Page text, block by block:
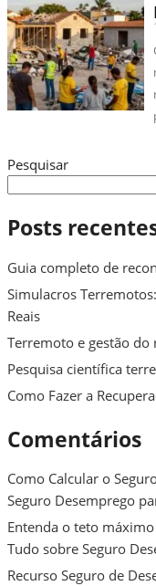
Pesquisar
Posts
Guia completo de
Simulacros
Reais
Terremoto e gestão do
Pesquisa científica
Como Fazer a
Comentários
Como Calcular o
Seguro Desemprego
Entenda o teto
Tudo sobre Seguro
Recurso Seguro de